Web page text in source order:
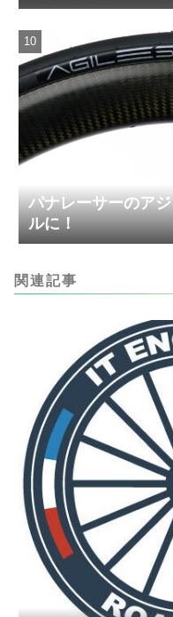
円！
パナレーサーのア
ルに！
関連記事